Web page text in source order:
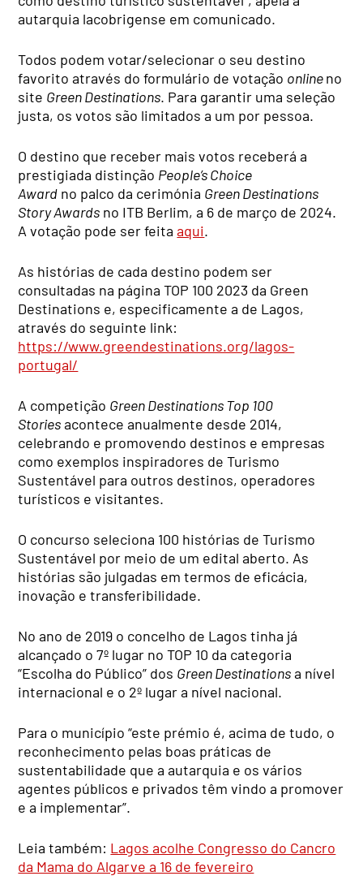
autarquia lacobrigense em comunicado.
Todos podem votar/selecionar o seu destino
favorito através do formulário de votação onlineno
site Green Destinations. Para garantir uma seleção
justa, os votos são limitados a um por pessoa.
O destino que receber mais votos receberá a
prestigiada distinção People’s Choice
Award no palco da cerimónia Green Destinations
Story Awards no ITB Berlim, a 6 de março de 2024.
A votação pode ser feitaaqui.
As histórias de cada destino podem ser
consultadas na página TOP 100 2023 da Green
Destinations e, especificamente a de Lagos,
através do seguinte link:
https://www.greendestinations.org/lagos-
portugal/
A competição Green Destinations Top 100
Storiesacontece anualmente desde 2014,
celebrando e promovendo destinos e empresas
como exemplos inspiradores de Turismo
Sustentável para outros destinos, operadores
turísticos e visitantes.
O concurso seleciona 100 histórias de Turismo
Sustentável por meio de um edital aberto. As
histórias são julgadas em termos de eficácia,
inovação e transferibilidade.
No ano de 2019 o concelho de Lagos tinha já
alcançado o 7º lugar no TOP 10 da categoria
“Escolha do Público” dos Green Destinationsa nível
internacional e o 2º lugar a nível nacional.
Para o município “este prémio é, acima de tudo, o
reconhecimento pelas boas práticas de
sustentabilidade que a autarquia e os vários
agentes públicos e privados têm vindo a promover
e a implementar”.
Leia também: Lagos acolhe Congresso do Cancro
da Mama do Algarve a 16 de fevereiro